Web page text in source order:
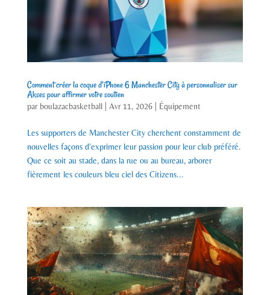
Comment créer la coque d’iPhone 6 Manchester City à personnaliser sur
Akses pour affirmer votre soutien
par boulazacbasketball| Avr 11, 2026| Équipement
Les supporters de Manchester City cherchent constamment de
nouvelles façons d'exprimer leur passion pour leur club préféré.
Que ce soit au stade, dans la rue ou au bureau, arborer
fièrement les couleurs bleu ciel des Citizens...